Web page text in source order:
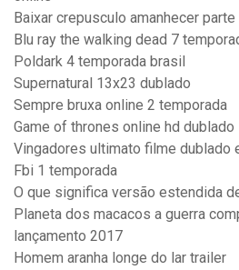
Baixar crepusculo amanhecer
Blu ray the walking dead 7
Poldark 4 temporada brasil
Supernatural 13x23 dublado
Sempre bruxa online 2 temporada
Game of thrones online hd dublado
Vingadores ultimato filme dublado
Fbi 1 temporada
O que significa versão estendida
Planeta dos macacos a guerra
lançamento 2017
Homem aranha longe do lar trailer